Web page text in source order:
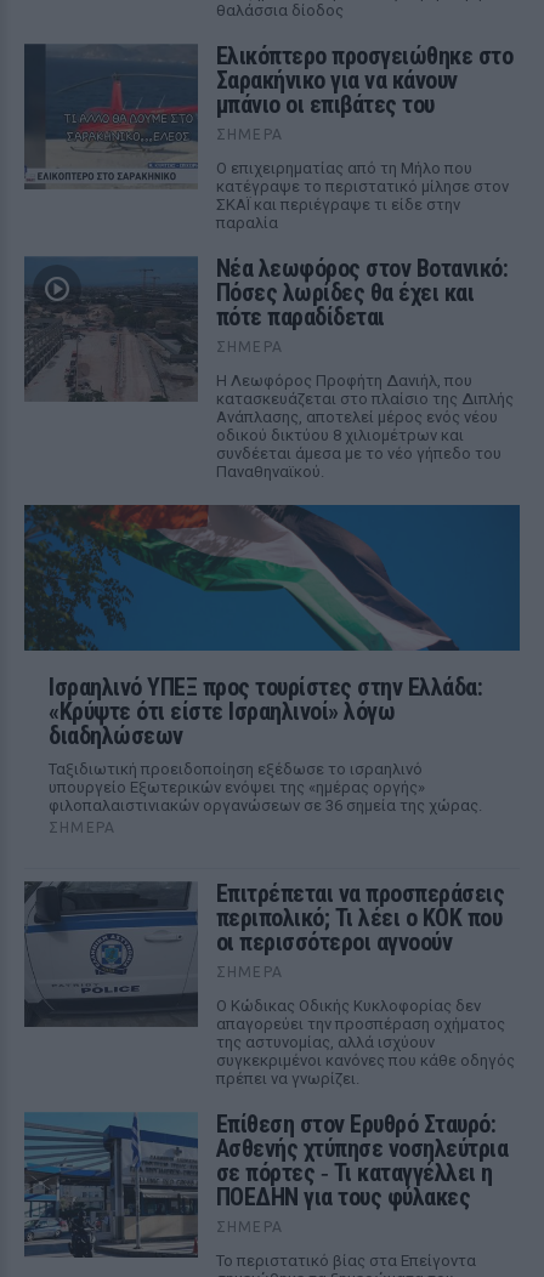
θαλάσσια δίοδος
Ελικόπτερο προσγειώθηκε στο
Σαρακήνικο για να κάνουν
μπάνιο οι επιβάτες του
ΣΉΜΕΡΑ
Ο επιχειρηματίας από τη Μήλο που
κατέγραψε το περιστατικό μίλησε στον
ΣΚΑΪ και περιέγραψε τι είδε στην
παραλία
Νέα λεωφόρος στον Βοτανικό:
Πόσες λωρίδες θα έχει και
πότε παραδίδεται
ΣΉΜΕΡΑ
Η Λεωφόρος Προφήτη Δανιήλ, που
κατασκευάζεται στο πλαίσιο της Διπλής
Ανάπλασης, αποτελεί μέρος ενός νέου
οδικού δικτύου 8 χιλιομέτρων και
συνδέεται άμεσα με το νέο γήπεδο του
Παναθηναϊκού.
Ισραηλινό ΥΠΕΞ προς τουρίστες στην Ελλάδα:
«Κρύψτε ότι είστε Ισραηλινοί» λόγω
διαδηλώσεων
Ταξιδιωτική προειδοποίηση εξέδωσε το ισραηλινό
υπουργείο Εξωτερικών ενόψει της «ημέρας οργής»
φιλοπαλαιστινιακών οργανώσεων σε 36 σημεία της χώρας.
ΣΉΜΕΡΑ
Επιτρέπεται να προσπεράσεις
περιπολικό; Τι λέει ο ΚΟΚ που
οι περισσότεροι αγνοούν
ΣΉΜΕΡΑ
Ο Κώδικας Οδικής Κυκλοφορίας δεν
απαγορεύει την προσπέραση οχήματος
της αστυνομίας, αλλά ισχύουν
συγκεκριμένοι κανόνες που κάθε οδηγός
πρέπει να γνωρίζει.
Επίθεση στον Ερυθρό Σταυρό:
Ασθενής χτύπησε νοσηλεύτρια
σε πόρτες ‑ Τι καταγγέλλει η
ΠΟΕΔΗΝ για τους φύλακες
ΣΉΜΕΡΑ
Το περιστατικό βίας στα Επείγοντα